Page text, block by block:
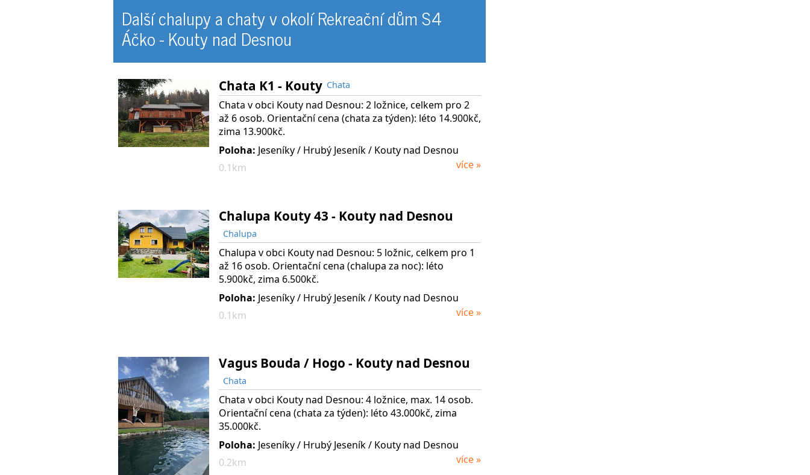
Další chalupy a chaty v okolí Rekreační dům S4
Áčko - Kouty nad Desnou
Chata K1 - Kouty Chata
Chata v obci Kouty nad Desnou: 2 ložnice, celkem pro 2
až 6 osob. Orientační cena (chata za týden): léto 14.900kč,
zima 13.900kč.
Poloha: Jeseníky/ Hrubý Jeseník/ Kouty nad Desnou
0.1km
více »
Chalupa Kouty 43 - Kouty nad Desnou
Chalupa
Chalupa v obci Kouty nad Desnou: 5 ložnic, celkem pro 1
až 16 osob. Orientační cena (chalupa za noc): léto
5.900kč, zima 6.500kč.
Poloha: Jeseníky/ Hrubý Jeseník/ Kouty nad Desnou
0.1km
více »
Vagus Bouda / Hogo - Kouty nad Desnou
Chata
Chata v obci Kouty nad Desnou: 4 ložnice, max. 14 osob.
Orientační cena (chata za týden): léto 43.000kč, zima
35.000kč.
Poloha: Jeseníky/ Hrubý Jeseník/ Kouty nad Desnou
0.2km
více »